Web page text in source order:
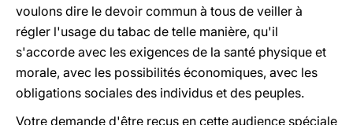
voulons dire le devoir commun à tous de veiller à
régler l'usage du tabac de telle manière, qu'il
s'accorde avec les exigences de la santé physique et
morale, avec les possibilités économiques, avec les
obligations sociales des individus et des peuples.
Votre demande d'être reçus en cette audience spéciale